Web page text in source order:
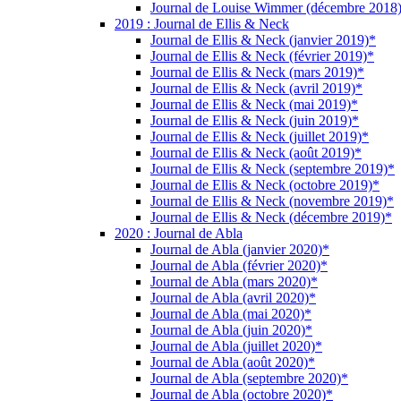
Journal de Louise Wimmer (décembre
2019 : Journal de Ellis & Neck
Journal de Ellis & Neck (janvier 2019)*
Journal de Ellis & Neck (février 2019)*
Journal de Ellis & Neck (mars 2019)*
Journal de Ellis & Neck (avril 2019)*
Journal de Ellis & Neck (mai 2019)*
Journal de Ellis & Neck (juin 2019)*
Journal de Ellis & Neck (juillet 2019)*
Journal de Ellis & Neck (août 2019)*
Journal de Ellis & Neck (septembre 2019)*
Journal de Ellis & Neck (octobre 2019)*
Journal de Ellis & Neck (novembre 2019)*
Journal de Ellis & Neck (décembre 2019)*
2020 : Journal de Abla
Journal de Abla (janvier 2020)*
Journal de Abla (février 2020)*
Journal de Abla (mars 2020)*
Journal de Abla (avril 2020)*
Journal de Abla (mai 2020)*
Journal de Abla (juin 2020)*
Journal de Abla (juillet 2020)*
Journal de Abla (août 2020)*
Journal de Abla (septembre 2020)*
Journal de Abla (octobre 2020)*